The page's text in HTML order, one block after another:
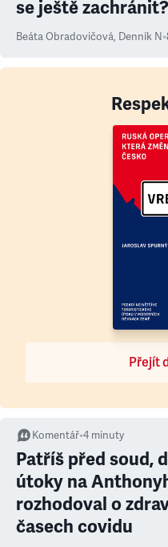
se ještě zachránit?
Beáta Obradovičová, Denník N•
Přejít
Komentář•4 minuty
Patříš před soud,
útoky na
rozhodoval o
časech covidu